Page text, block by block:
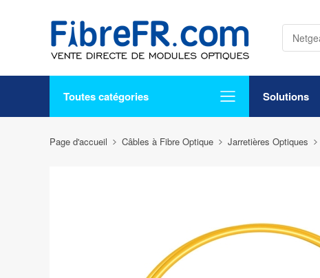
Toutes catégories Solutions
Page d'accueil Câbles à Fibre Optique Jarretières Optiques